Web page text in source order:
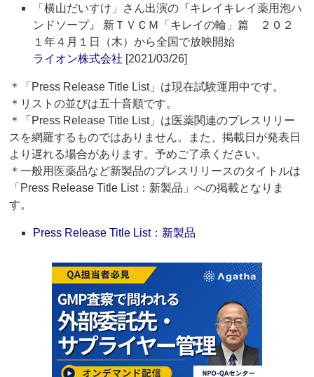
「横山だいすけ」さん出演の『キレイキレイ薬用泡ハ
ンドソープ』 新ＴＶＣＭ「キレイの輪」篇 ２０２
１年４月１日（木）から全国で放映開始
ライオン株式会社 [2021/03/26]
＊「Press Release Title List」は現在試験運用中です。
＊リストの並びは五十音順です。
＊「Press Release Title List」は医薬関連のプレスリリー
スを網羅するものではありません。また、掲載日が発表日
より遅れる場合があります。予めご了承ください。
＊一般用医薬品など新製品のプレスリリースのタイトルは
「Press Release Title List：新製品」への掲載となりま
す。
Press Release Title List：新製品